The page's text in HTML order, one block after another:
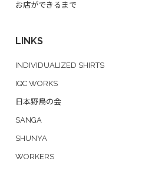
お店ができるまで
LINKS
INDIVIDUALIZED SHIRTS
IQC WORKS
日本野鳥の会
SANGA
SHUNYA
WORKERS